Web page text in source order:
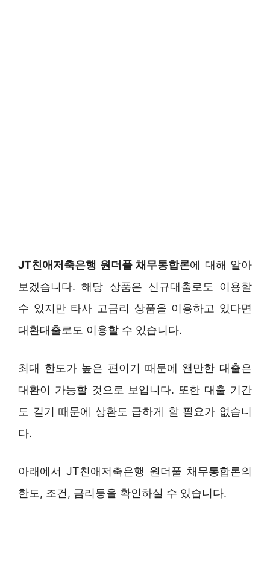
JT친애저축은행 원더풀 채무통합론에 대해 알아
보겠습니다. 해당 상품은 신규대출로도 이용할
수 있지만 타사 고금리 상품을 이용하고 있다면
대환대출로도 이용할 수 있습니다.
최대 한도가 높은 편이기 때문에 왠만한 대출은
대환이 가능할 것으로 보입니다. 또한 대출 기간
도 길기 때문에 상환도 급하게 할 필요가 없습니
다.
아래에서 JT친애저축은행 원더풀 채무통합론의
한도, 조건, 금리등을 확인하실 수 있습니다.